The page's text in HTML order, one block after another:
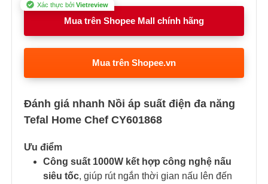
Xác thực bởi Vietreview
Mua trên Shopee Mall chính hãng
Mua trên Shopee.vn
Đánh giá nhanh Nồi áp suất điện đa năng
Tefal Home Chef CY601868
Ưu điểm
Công suất 1000W kết hợp công nghệ nấu
siêu tốc, giúp rút ngắn thời gian nấu lên đến